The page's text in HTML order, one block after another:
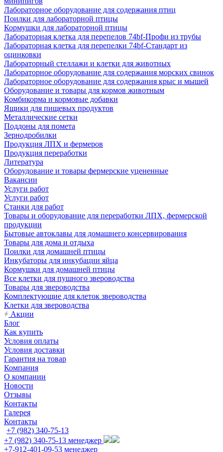
Лабораторное оборудование для содержания птиц
Поилки для лабораторной птицы
Кормушки для лабораторной птицы
Лабораторная клетка для перепелов 74bf-Профи из трубы
Лабораторная клетка для перепелки 74bf-Стандарт из
оцинковки
Лабораторный стеллажи и клетки для животных
Лабораторное оборудование для содержания морских свинок
Лабораторное оборудование для содержания крыс и мышей
Оборудование и товары для кормов животным
Комбикорма и кормовые добавки
Ящики для пищевых продуктов
Металлические сетки
Поддоны для помета
Зернодробилки
Продукция ЛПХ и фермеров
Продукция переработки
Литература
Оборудование и товары фермерские уцененные
Вакансии
Услуги работ
Услуги работ
Станки для работ
Товары и оборудование для переработки ЛПХ, фермерской
продукции
Бытовые автоклавы для домашнего консервирования
Товары для дома и отдыха
Поилки для домашней птицы
Инкубаторы для инкубации яйца
Кормушки для домашней птицы
Все клетки для пушного звероводства
Товары для звероводства
Комплектующие для клеток звероводства
Клетки для звероводства
Акции
Блог
Как купить
Условия оплаты
Условия доставки
Гарантия на товар
Компания
О компании
Новости
Отзывы
Контакты
Галерея
Контакты
+7 (982) 340-75-13
+7 (982) 340-75-13 менеджер
+7-912-401-09-53 менеджер